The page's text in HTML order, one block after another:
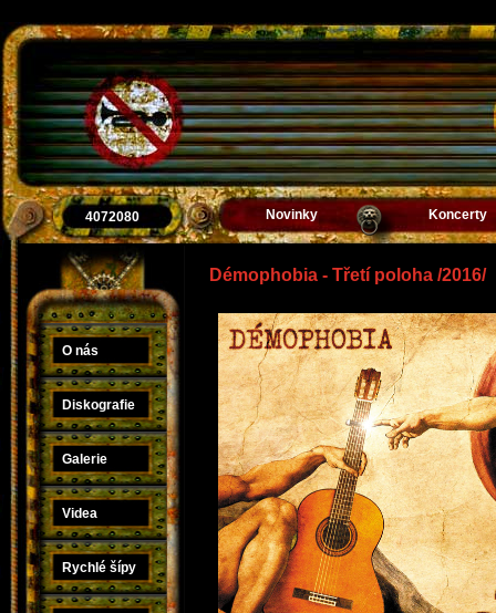
4072080 Novinky Koncerty
O nás
Diskografie
Galerie
Videa
Rychlé šípy
Démophobia - Třetí poloha /2016/